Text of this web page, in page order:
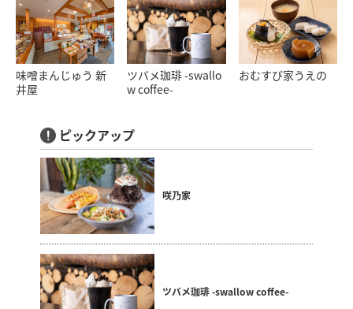
味噌まんじゅう 新
井屋
ツバメ珈琲 -swallo
w coffee-
おむすび家うえの
ピックアップ
咲乃家
ツバメ珈琲 -swallow coffee-